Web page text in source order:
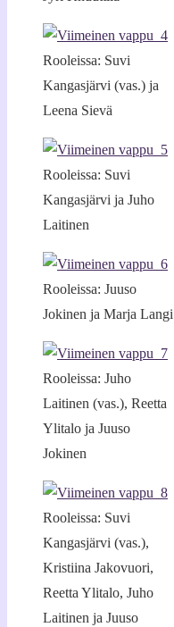
Rooleissa: Suvi
Kangasjärvi (vas.) ja
Leena Sievä
Rooleissa: Suvi
Kangasjärvi ja Juho
Laitinen
Rooleissa: Juuso
Jokinen ja Marja Langi
Rooleissa: Juho
Laitinen (vas.), Reetta
Ylitalo ja Juuso
Jokinen
Rooleissa: Suvi
Kangasjärvi (vas.),
Kristiina Jakovuori,
Reetta Ylitalo, Juho
Laitinen ja Juuso